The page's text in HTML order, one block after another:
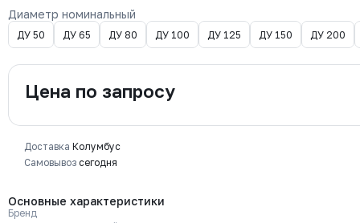
Диаметр номинальный
ДУ 50 ДУ 65 ДУ 80 ДУ 100 ДУ 125 ДУ 150 ДУ 200
Основные характеристики
Бренд
Цена по запросу
Доставка Колумбус
Самовывоз сегодня